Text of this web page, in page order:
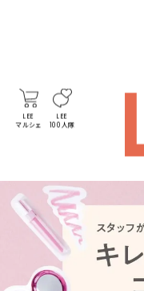
LEE
マルシェ
LEE
100人隊